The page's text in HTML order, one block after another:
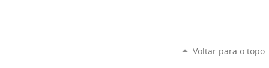
Voltar para o topo